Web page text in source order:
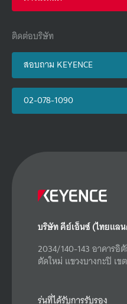
ติดต่อบริษัท
สอบถาม KEYENCE
02-078-1090
บริษัท คีย์เอ็นซ์ (ไทยแล
2034/140-143 อาคารอิ
ตัดใหม่ แขวงบางกะปิ เข
รุ่นที่ได้รับการรับรอง